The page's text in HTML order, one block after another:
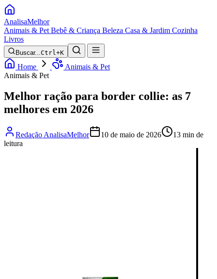
AnalisaMelhor
Animais & Pet Bebê & Criança Beleza Casa & Jardim Cozinha
Livros
Buscar...Ctrl+K
Home
Animais & Pet
Animais & Pet
Melhor ração para border collie: as 7
melhores em 2026
Redação AnalisaMelhor 10 de maio de 2026
13 min de
leitura